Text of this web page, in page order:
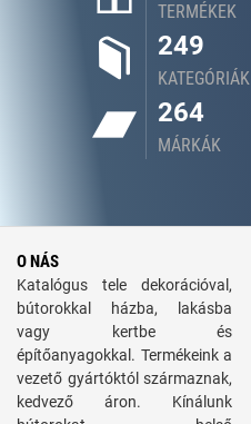
TERMÉKEK
249
KATEGÓRIÁK
264
MÁRKÁK
O NÁS
Katalógus tele dekorációval,
bútorokkal házba, lakásba
vagy kertbe és
építőanyagokkal. Termékeink a
vezető gyártóktól származnak,
kedvező áron. Kínálunk